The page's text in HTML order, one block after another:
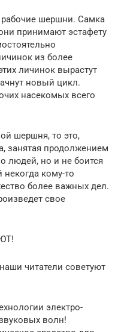
шершни. Самка
принимают эстафету
из более
личинок вырастут
новый цикл.
насекомых всего
шершня, то это,
занятая продолжением
людей, но и не боится
кому-то
более важных дел.
свое
читатели советуют
электро-
волн!